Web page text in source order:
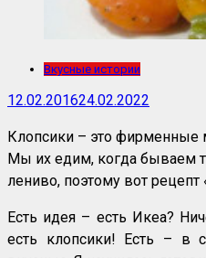
Вкусные истории
12.02.201624.02.2022
Клопсики – это фирменные
Мы их едим, когда бываем
лениво, поэтому вот рецепт
Есть идея – есть Икеа?
есть клопсики! Есть – в